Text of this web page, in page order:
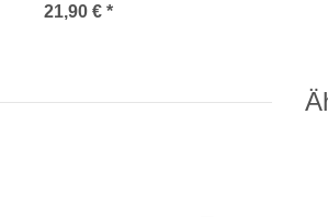
21,90 € *